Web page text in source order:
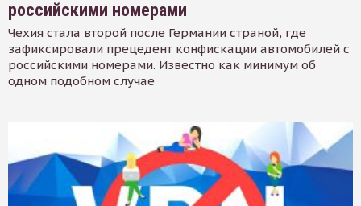
российскими номерами
Чехия стала второй после Германии страной, где
зафиксировали прецедент конфискации автомобилей с
российскими номерами. Известно как минимум об
одном подобном случае